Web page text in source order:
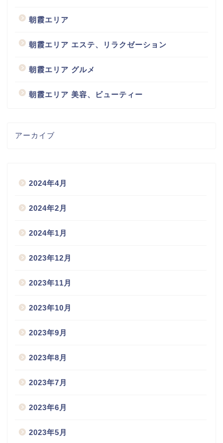
朝霞エリア
朝霞エリア エステ、リラクゼーション
朝霞エリア グルメ
朝霞エリア 美容、ビューティー
アーカイブ
2024年4月
2024年2月
2024年1月
2023年12月
2023年11月
2023年10月
2023年9月
2023年8月
2023年7月
2023年6月
2023年5月